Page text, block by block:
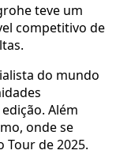
teve um
competitivo de
do mundo
Além
onde se
Tour de 2025.